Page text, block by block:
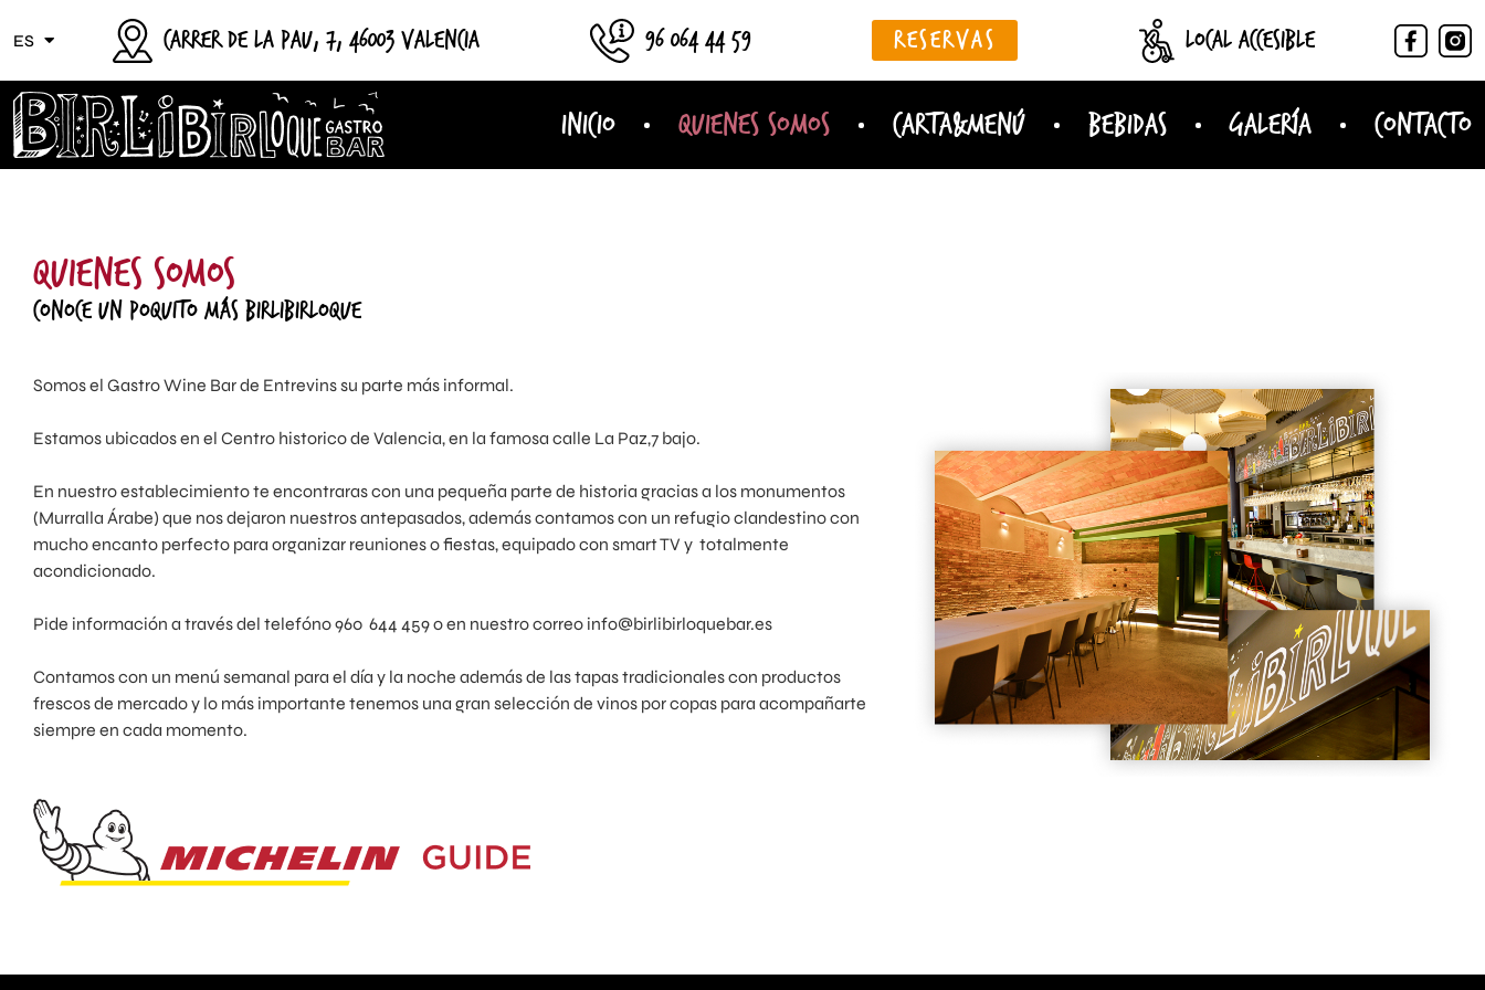
ES Carrer de la Pau, 7, 46003 Valencia 96 064 44 59 RESERVAS Local Accesible
INICIO QUIENES SOMOS CARTA&MENÚ BEBIDAS GALERÍA CONTACTO
QUIENES SOMOS
Conoce un poquito más Birlibirloque
Somos el Gastro Wine Bar de Entrevins su parte más informal.
Estamos ubicados en el Centro historico de Valencia, en la famosa calle La Paz,7 bajo.
En nuestro establecimiento te encontraras con una pequeña parte de historia gracias a los monumentos
(Murralla Árabe) que nos dejaron nuestros antepasados, además contamos con un refugio clandestino con
mucho encanto perfecto para organizar reuniones o fiestas, equipado con smart TV y totalmente
acondicionado.
Pide información a través del telefóno 960 644 459 o en nuestro correo info@birlibirloquebar.es
Contamos con un menú semanal para el día y la noche además de las tapas tradicionales con productos
frescos de mercado y lo más importante tenemos una gran selección de vinos por copas para acompañarte
siempre en cada momento.